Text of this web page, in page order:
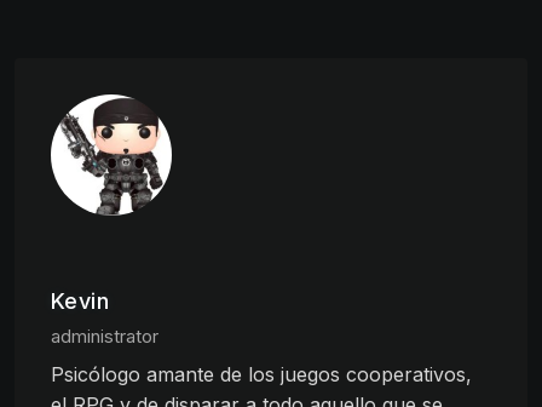
Kevin
administrator
Psicólogo amante de los juegos cooperativos,